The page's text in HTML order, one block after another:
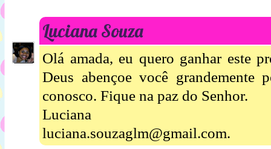
Luciana Souza
Olá amada, eu quero ganhar este
Deus abençoe você grandemente
conosco. Fique na paz do Senhor.
Luciana
luciana.souzaglm@gmail.com.